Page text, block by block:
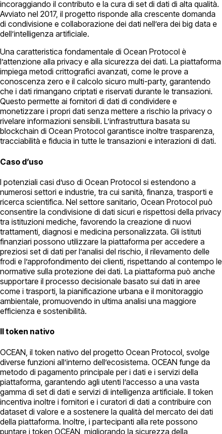
incoraggiando il contributo e la cura di set di dati di alta qualità.
Avviato nel 2017, il progetto risponde alla crescente domanda
di condivisione e collaborazione dei dati nell’era dei big data e
dell’intelligenza artificiale.
Una caratteristica fondamentale di Ocean Protocol è
l’attenzione alla privacy e alla sicurezza dei dati. La piattaforma
impiega metodi crittografici avanzati, come le prove a
conoscenza zero e il calcolo sicuro multi-party, garantendo
che i dati rimangano criptati e riservati durante le transazioni.
Questo permette ai fornitori di dati di condividere e
monetizzare i propri dati senza mettere a rischio la privacy o
rivelare informazioni sensibili. L’infrastruttura basata su
blockchain di Ocean Protocol garantisce inoltre trasparenza,
tracciabilità e fiducia in tutte le transazioni e interazioni di dati.
Caso d’uso
I potenziali casi d’uso di Ocean Protocol si estendono a
numerosi settori e industrie, tra cui sanità, finanza, trasporti e
ricerca scientifica. Nel settore sanitario, Ocean Protocol può
consentire la condivisione di dati sicuri e rispettosi della privacy
tra istituzioni mediche, favorendo la creazione di nuovi
trattamenti, diagnosi e medicina personalizzata. Gli istituti
finanziari possono utilizzare la piattaforma per accedere a
preziosi set di dati per l’analisi del rischio, il rilevamento delle
frodi e l’approfondimento dei clienti, rispettando al contempo le
normative sulla protezione dei dati. La piattaforma può anche
supportare il processo decisionale basato sui dati in aree
come i trasporti, la pianificazione urbana e il monitoraggio
ambientale, promuovendo in ultima analisi una maggiore
efficienza e sostenibilità.
Il token nativo
OCEAN, il token nativo del progetto Ocean Protocol, svolge
diverse funzioni all’interno dell’ecosistema. OCEAN funge da
metodo di pagamento principale per i dati e i servizi della
piattaforma, garantendo agli utenti l’accesso a una vasta
gamma di set di dati e servizi di intelligenza artificiale. Il token
incentiva inoltre i fornitori e i curatori di dati a contribuire con
dataset di valore e a sostenere la qualità del mercato dei dati
della piattaforma. Inoltre, i partecipanti alla rete possono
puntare i token OCEAN, migliorando la sicurezza della